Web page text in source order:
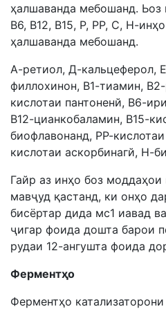
ҳалшаванда мебошанд. Ьоз
В6, В12, В15, Р, РР, С, Н-
ҳалшаванда мебошанд.
А-ретиол, Д-кальцеферол,
филлохинон, В1-тиамин,
кислотаи пантоненй, В6-
В12-цианкобаламин, В15-
биофлавонанд, РР-
кислотаи аскорбинагй, Н-
Гайр аз инҳо боз
мавҷуд қастанд, ки онҳо
бисёртар дида мс1 иавад
ҷигар фоида дошта барои
рудаи 12-ангушта фоида
Ферментҳо
Ферментҳо